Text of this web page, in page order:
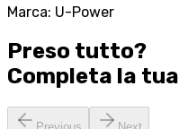
Marca: U-Power
Preso tutto?
Completa la tua